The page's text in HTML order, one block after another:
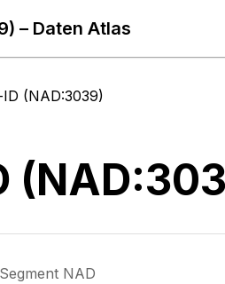
– Daten Atlas
(NAD:3039)
NAD